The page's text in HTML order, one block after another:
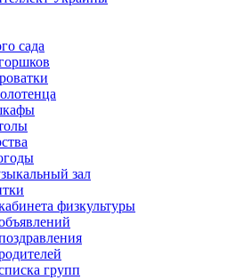
сада
зал
физкультуры
групп